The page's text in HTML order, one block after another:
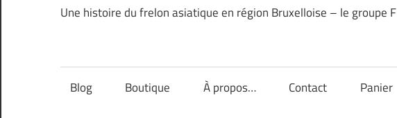
Une histoire du frelon asiatique en région Bruxelloise – le groupe F
Blog Boutique À propos… Contact Panier